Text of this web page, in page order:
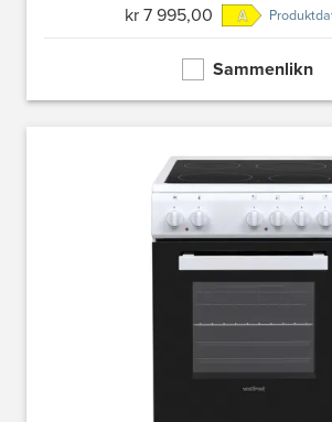
kr 7 995,00
Sammenlikn